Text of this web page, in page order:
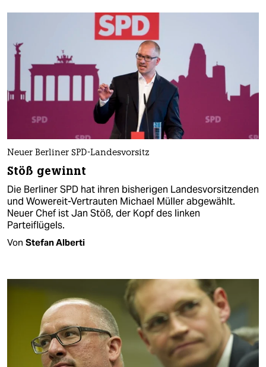
Neuer Berliner SPD-Landesvorsitz
Stöß gewinnt
Die Berliner SPD hat ihren bisherigen Landesvorsitzenden
und Wowereit-Vertrauten Michael Müller abgewählt.
Neuer Chef ist Jan Stöß, der Kopf des linken
Parteiflügels.
Von Stefan Alberti